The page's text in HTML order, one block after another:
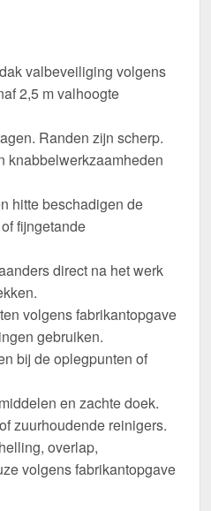
valbeveiliging volgens
2,5 m valhoogte
Randen zijn scherp.
knabbelwerkzaamheden
hitte beschadigen de
fijngetande
direct na het werk
volgens fabrikantopgave
gebruiken.
bij de oplegpunten of
en zachte doek.
zuurhoudende reinigers.
overlap,
volgens fabrikantopgave